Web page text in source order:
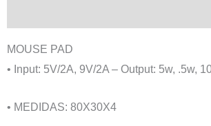
MOUSE PAD
• Input: 5V/2A, 9V/2A – Output: 5w, .5w,
• MEDIDAS: 80X30X4